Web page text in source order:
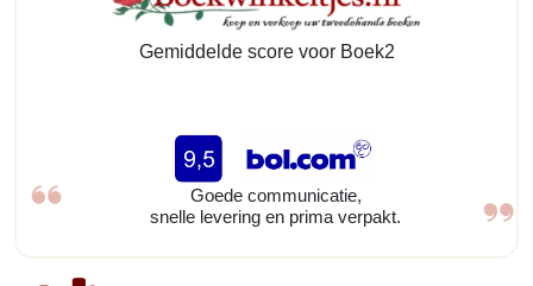
Gemiddelde score voor Boek2
Goede communicatie,
snelle levering en prima verpakt.